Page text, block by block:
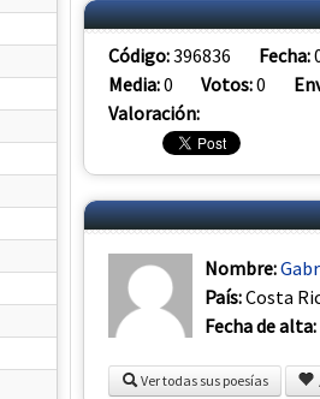
Código:396836 Fecha:
Media:0 Votos:0
Valoración:
Nombre:
País:Costa
Fecha de alta:
Ver todas sus poesías